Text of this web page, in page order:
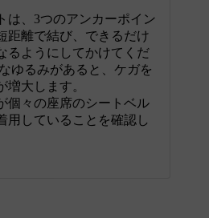
は、3つのアンカーポイン
距離で結び、できるだけ
るようにしてかけてくだ
ゆるみがあると、ケガを
増大します。
個々の座席のシートベル
用していることを確認し